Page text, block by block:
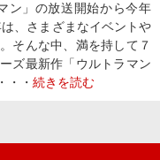
ン」の放送開始から今年
、さまざまなイベントや
そんな中、満を持して７
ズ最新作「ウルトラマン
・・ 続きを読む